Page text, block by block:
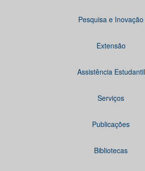
Pesquisa e Inovação
Extensão
Assistência Estudantil
Serviços
Publicações
Bibliotecas